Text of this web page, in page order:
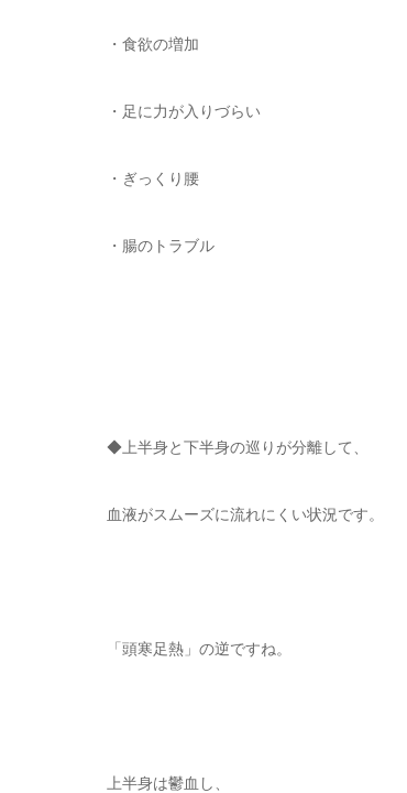
・食欲の増加
・足に力が入りづらい
・ぎっくり腰
・腸のトラブル
◆上半身と下半身の巡りが分離して、
血液がスムーズに流れにくい状況です。
「頭寒足熱」の逆ですね。
上半身は鬱血し、